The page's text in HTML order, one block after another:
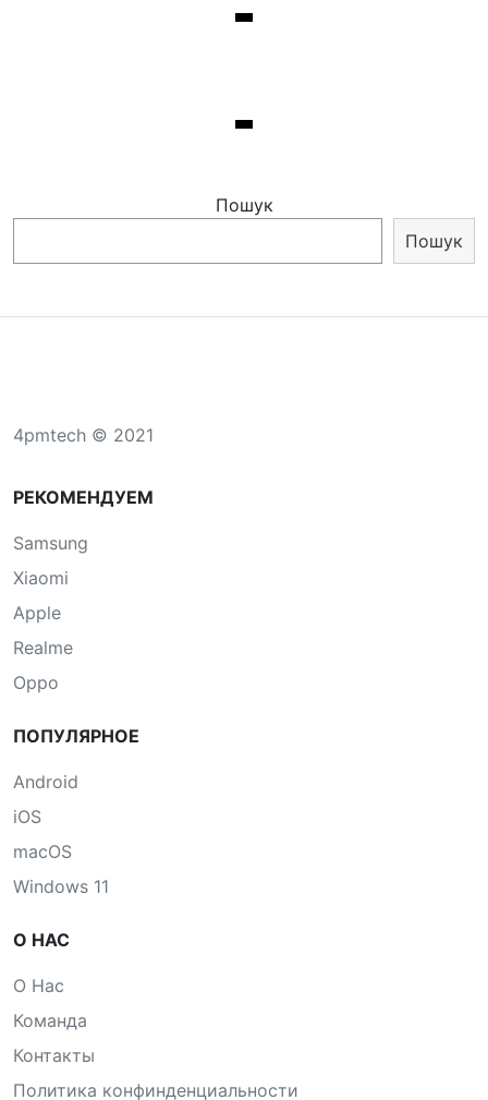
Пошук
Пошук
4pmtech © 2021
РЕКОМЕНДУЕМ
Samsung
Xiaomi
Apple
Realme
Oppo
ПОПУЛЯРНОЕ
Android
iOS
macOS
Windows 11
О НАС
О Нас
Команда
Контакты
Политика конфинденциальности